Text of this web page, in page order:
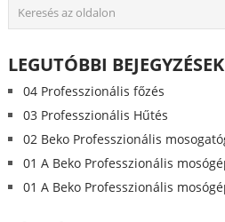
LEGUTÓBBI BEJEGYZÉSEK
04 Professzionális főzés
03 Professzionális Hűtés
02 Beko Professzionális
01 A Beko Professzionális
01 A Beko Professzionális